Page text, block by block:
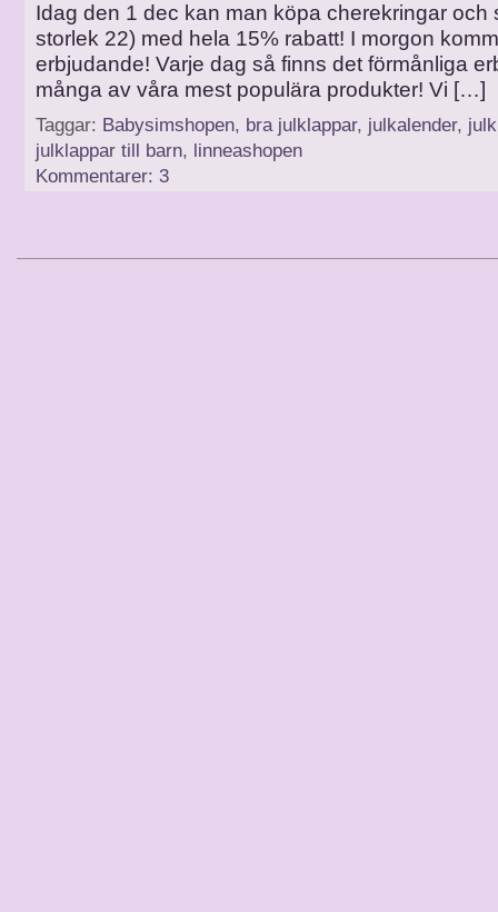
Idag den 1 dec kan man köpa cherekringar och
storlek 22) med hela 15% rabatt! I morgon
erbjudande! Varje dag så finns det förmånliga
många av våra mest populära produkter! Vi […]
Taggar: Babysimshopen, bra julklappar, julkalender,
julklappar till barn, linneashopen
Kommentarer: 3